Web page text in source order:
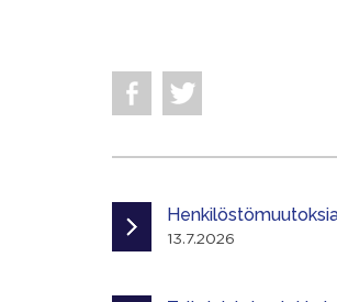
13.7.2026